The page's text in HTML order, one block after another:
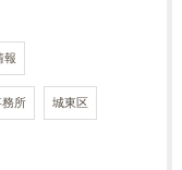
報
務所 城東区